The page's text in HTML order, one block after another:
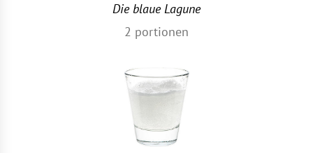
Die blaue Lagune
2 portionen